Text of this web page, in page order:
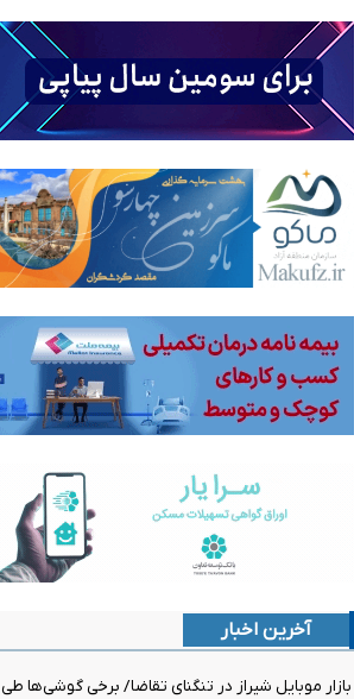
آخرین اخبار
بازار موبایل شیراز در تنگنای تقاضا/ برخی گوشی‌ها طی